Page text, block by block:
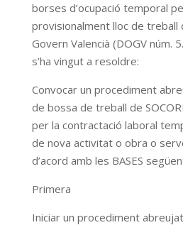
borses d’ocupació temporal
provisionalment lloc de treball
Govern Valencià (DOGV núm.
s’ha vingut a resoldre:
Convocar un procediment
de bossa de treball de
per la contractació laboral
de nova activitat o obra o
d’acord amb les BASES
Primera
Iniciar un procediment